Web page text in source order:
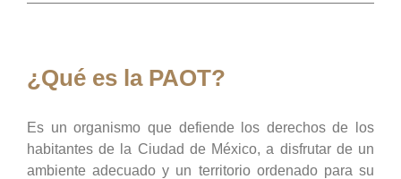
¿Qué es la PAOT?
Es un organismo que defiende los derechos de los
habitantes de la Ciudad de México, a disfrutar de un
ambiente adecuado y un territorio ordenado para su